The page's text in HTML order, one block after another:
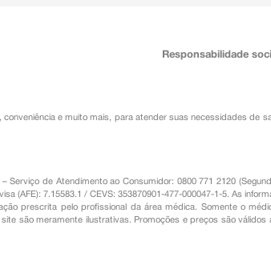
Responsabilidade
conveniênciae muito mais, para atender suas necessidades de
Serviço de Atendimento ao Consumidor: 0800 771 2120
(AFE): 7.15583.1 / CEVS: 353870901-477-000047-1-5. As
prescrita pelo profissional da área médica. Somente o
são meramente ilustrativas. Promoções e preços são válidos